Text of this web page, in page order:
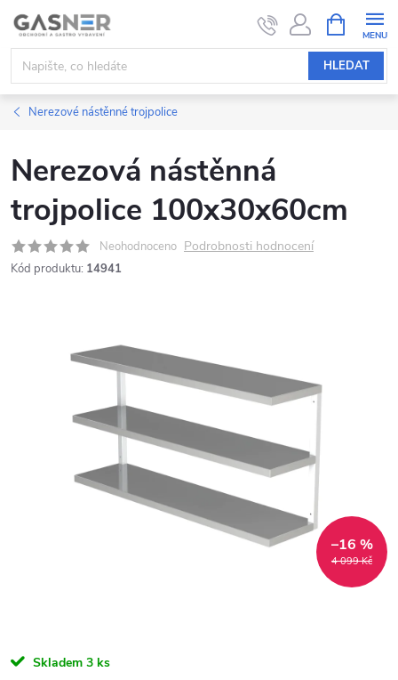
Přejít
obsah
HLEDAT
NÁKUPNÍ
KOŠÍK
Nerezové nástěnné trojpolice
Nerezová nástěnná
trojpolice 100x30x60cm
Neohodnoceno Podrobnosti hodnocení
Kód produktu: 14941
4 099 Kč
–16 %
Skladem 3 ks